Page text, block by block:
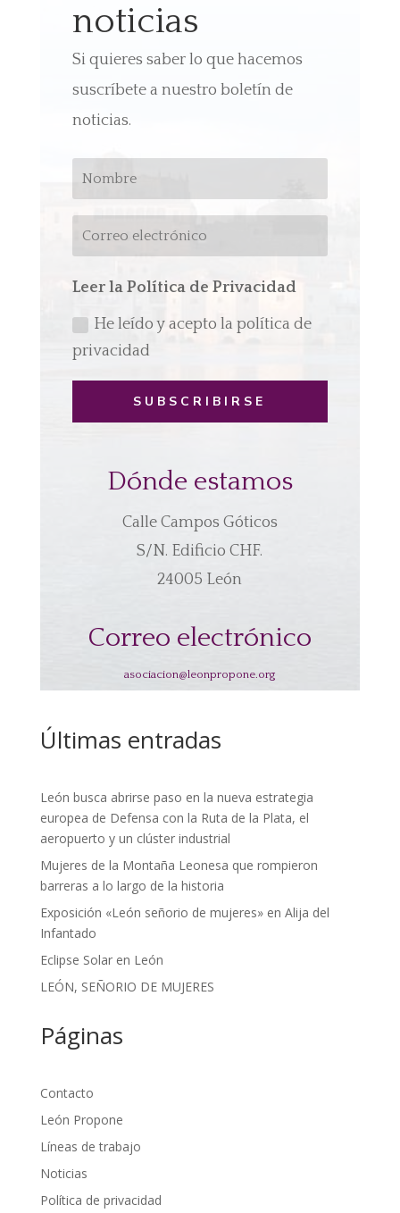
noticias
Si quieres saber lo que hacemos
suscríbete a nuestro boletín de
noticias.
Leer la Política de Privacidad
He leído y acepto la política de
privacidad
SUBSCRIBIRSE
Dónde estamos
Calle Campos Góticos
S/N. Edificio CHF.
24005 León
Correo electrónico
asociacion@leonpropone.org
Últimas entradas
León busca abrirse paso en la nueva estrategia
europea de Defensa con la Ruta de la Plata, el
aeropuerto y un clúster industrial
Mujeres de la Montaña Leonesa que rompieron
barreras a lo largo de la historia
Exposición «León señorio de mujeres» en Alija del
Infantado
Eclipse Solar en León
LEÓN, SEÑORIO DE MUJERES
Páginas
Contacto
León Propone
Líneas de trabajo
Noticias
Política de privacidad